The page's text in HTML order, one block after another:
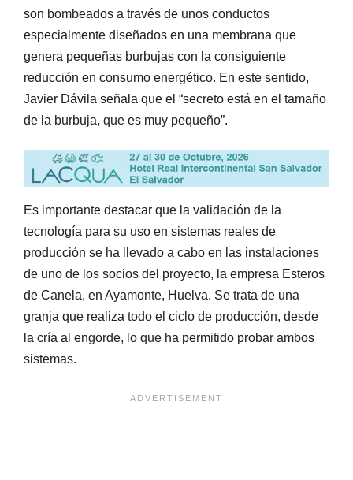
son bombeados a través de unos conductos
especialmente diseñados en una membrana que
genera pequeñas burbujas con la consiguiente
reducción en consumo energético. En este sentido,
Javier Dávila señala que el “secreto está en el tamaño
de la burbuja, que es muy pequeño”.
Es importante destacar que la validación de la
tecnología para su uso en sistemas reales de
producción se ha llevado a cabo en las instalaciones
de uno de los socios del proyecto, la empresa Esteros
de Canela, en Ayamonte, Huelva. Se trata de una
granja que realiza todo el ciclo de producción, desde
la cría al engorde, lo que ha permitido probar ambos
sistemas.